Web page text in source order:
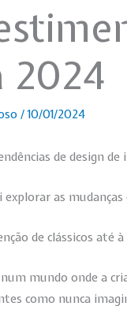
2024
/10/01/2024
de design
explorar as
de clássicos
mundo onde a
como nunca